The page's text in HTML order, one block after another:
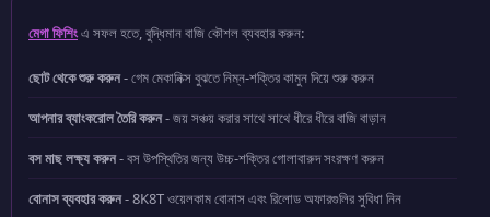
মেগা ফিশিংএ সফল হতে, বুদ্ধিমান বাজি কৌশল ব্যবহার করুন:
ছোট থেকে শুরু করুন- গেম মেকানিক্স বুঝতে নিম্ন-শক্তির কামুন দিয়ে শুরু করুন
আপনার ব্যাংকরোল তৈরি করুন- জয় সঞ্চয় করার সাথে সাথে ধীরে ধীরে বাজি বাড়ান
বস মাছ লক্ষ্য করুন- বস উপস্থিতির জন্য উচ্চ-শক্তির গোলাবারুদ সংরক্ষণ করুন
বোনাস ব্যবহার করুন- 8K8T ওয়েলকাম বোনাস এবং রিলোড অফারগুলির সুবিধা নিন